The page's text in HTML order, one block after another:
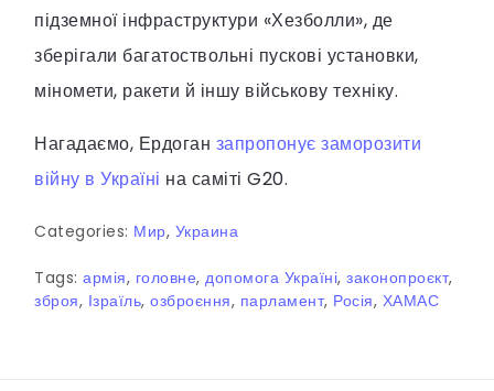
підземної інфраструктури «Хезболли», де
зберігали багатоствольні пускові установки,
міномети, ракети й іншу військову техніку.
Нагадаємо, Ердоган запропонує заморозити
війну в Україні на саміті G20.
Categories: Мир, Украина
Tags: армія, головне, допомога Україні, законопроєкт,
зброя, Ізраїль, озброєння, парламент, Росія, ХАМАС